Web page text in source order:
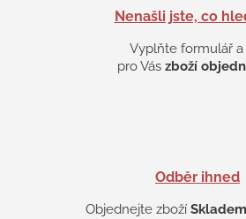
p
v
k
s
u
Nenašli jste, co
Vyplňte formulář
pro Vás zboží
Odběr ihned
Objednejte zboží